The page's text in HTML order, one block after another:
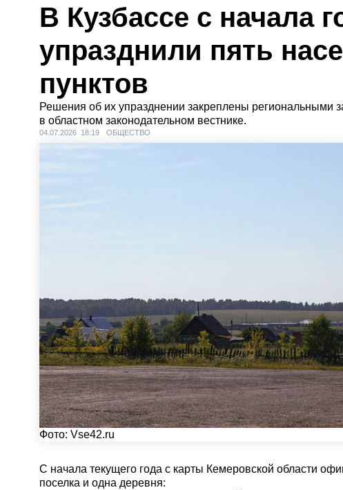
В Кузбассе с начала
упразднили пять
пунктов
Решения об их упразднении закреплены региональными
в областном законодательном вестнике.
04.07.2026 18:19 ОБЩЕСТВО
Фото: Vse42.ru
С начала текущего года с карты Кемеровской области
поселка и одна деревня: